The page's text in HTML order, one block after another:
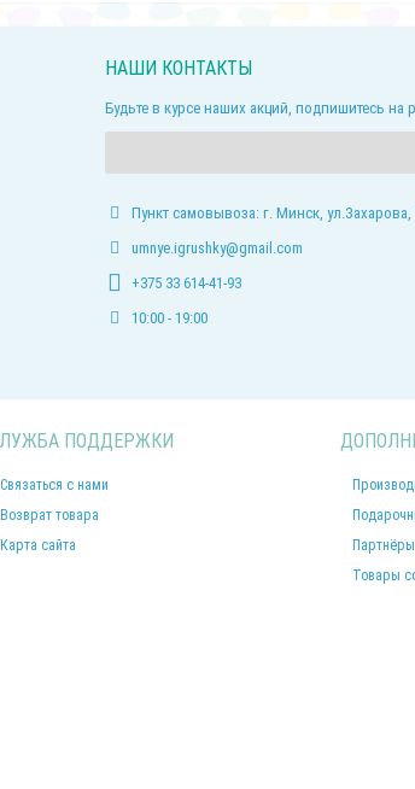
НАШИ КОНТАКТЫ
Будьте в курсе наших акций, подпишитесь на
Пункт самовывоза: г. Минск, ул.Захарова,
umnye.igrushky@gmail.com
+375 33 614-41-93
10:00 - 19:00
ПОДДЕРЖКИ
Связаться с нами
Возврат товара
Карта сайта
Партнёры
Товары